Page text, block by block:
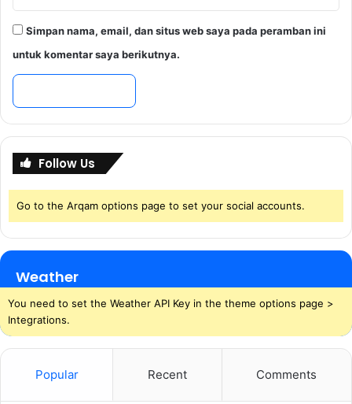
Simpan nama, email, dan situs web saya pada peramban ini
untuk komentar saya berikutnya.
Follow Us
Go to the Arqam options page to set your social accounts.
Weather
You need to set the Weather API Key in the theme options page >
Integrations.
Popular Recent Comments